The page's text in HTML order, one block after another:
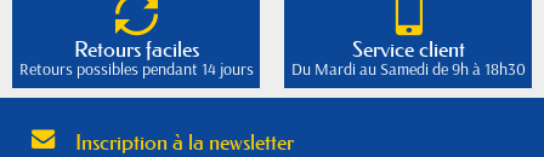
Retours faciles
Retours possibles pendant 14 jours
Service client
Du Mardi au Samedi de 9h à 18h30
Inscription à la newsletter